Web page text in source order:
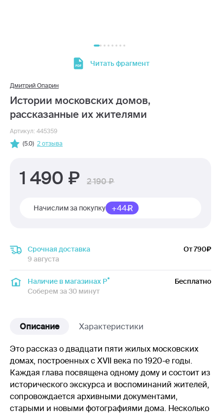
Читать фрагмент
Дмитрий Опарин
Истории московских домов,
рассказанные их жителями
Артикул: 445359
(5.0)
2 отзыва
1 490 2 190
Начислим за покупку +44
Срочная доставка
9 августа
От 790
Наличие в магазинах Р
Соберем за 30 минут
Бесплатно
Описание Характеристики
Это рассказ о двадцати пяти жилых московских
домах, построенных с XVII века по 1920-е годы.
Каждая глава посвящена одному дому и состоит из
исторического экскурса и воспоминаний жителей,
сопровождается архивными документами,
старыми и новыми фотографиями дома. Несколько